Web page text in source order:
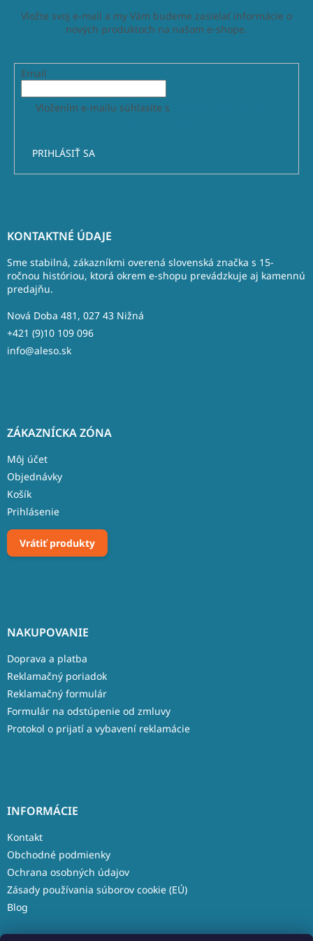
Vložte svoj e-mail a my Vám budeme zasielať informácie o
nových produktoch na našom e-shope.
Email
Vložením e-mailu súhlasíte s
PRIHLÁSIŤ SA
KONTAKTNÉ ÚDAJE
Sme stabilná, zákazníkmi overená slovenská značka s 15-
ročnou históriou, ktorá okrem e-shopu prevádzkuje aj kamennú
predajňu.
Nová Doba 481, 027 43 Nižná
+421 (9)10 109 096
info@aleso.sk
ZÁKAZNÍCKA ZÓNA
Môj účet
Objednávky
Košík
Prihlásenie
Vrátiť produkty
NAKUPOVANIE
Doprava a platba
Reklamačný poriadok
Reklamačný formulár
Formulár na odstúpenie od zmluvy
Protokol o prijatí a vybavení reklamácie
INFORMÁCIE
Kontakt
Obchodné podmienky
Ochrana osobných údajov
Zásady používania súborov cookie (EÚ)
Blog